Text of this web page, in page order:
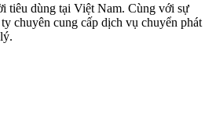
tiêu dùng tại Việt Nam. Cùng với sự
chuyên cung cấp dịch vụ chuyển phát